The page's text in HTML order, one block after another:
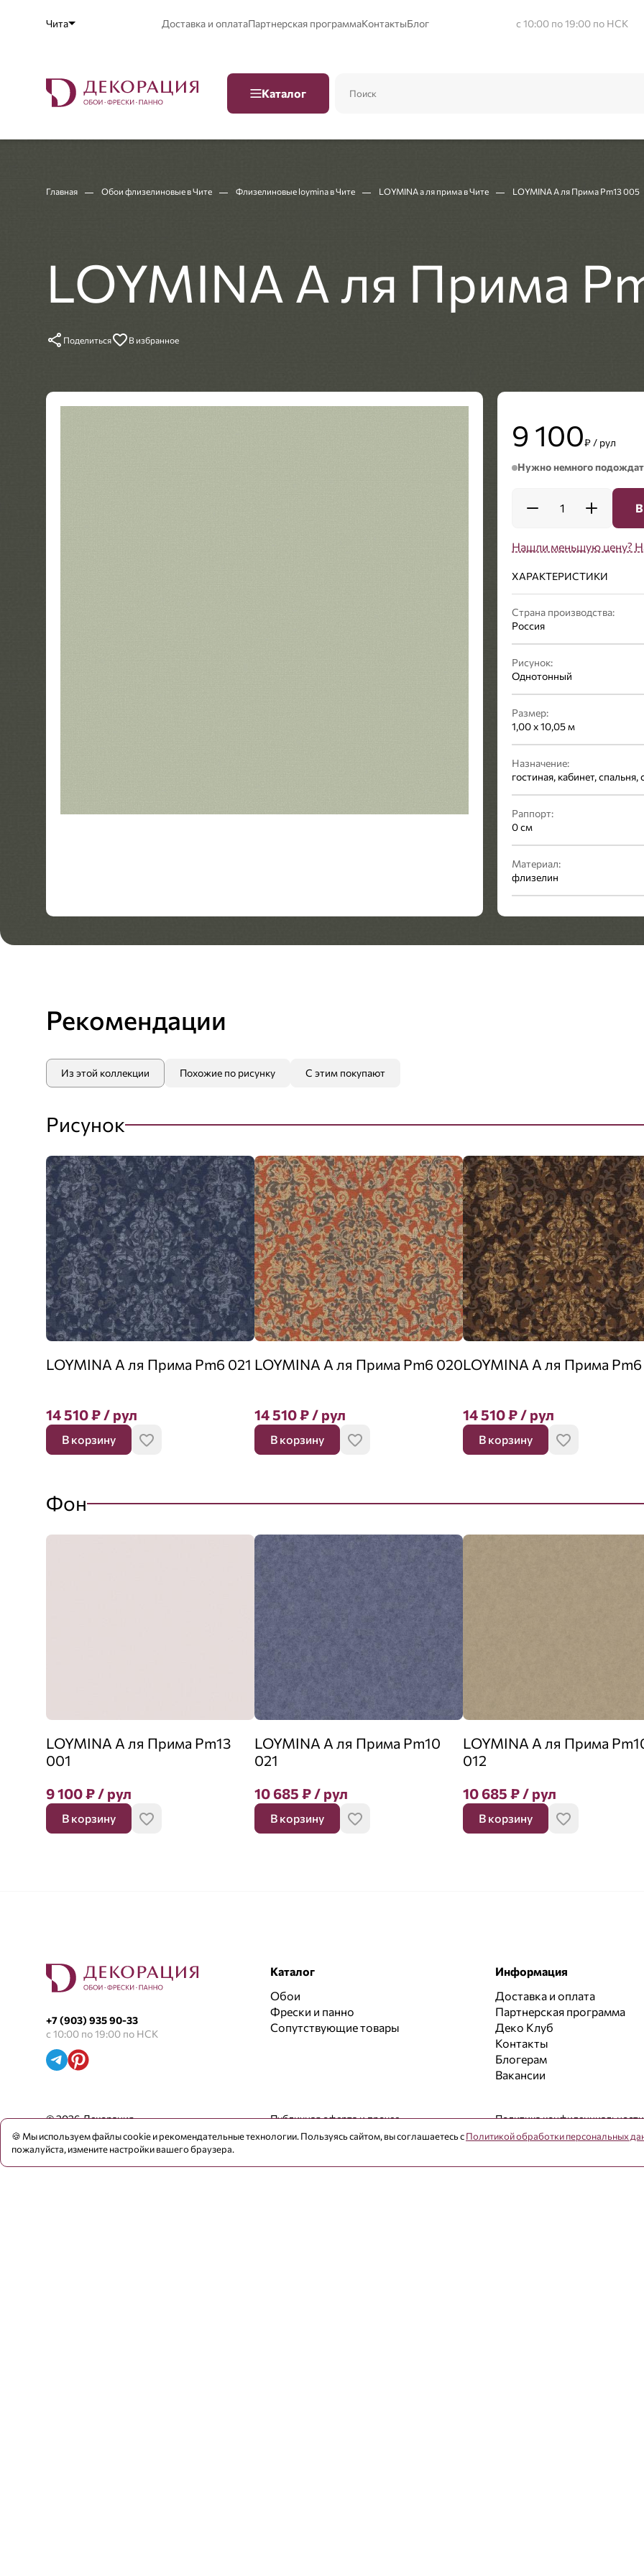
Чита Доставка и оплатаПартнерская программаКонтактыБлог с 10:00 по 19:00 по НСК
Каталог
Главная Обои флизелиновые в Чите Флизелиновые loymina в Чите LOYMINA а ля прима в Чите LOYMINA А ля Прима Pm13 005
LOYMINA А ля Прима
Поделиться В избранное
9 100₽ / рул
Нужно немного
1
Нашли меньшую цену?
ХАРАКТЕРИСТИКИ
Страна производства:
Россия
Рисунок:
Однотонный
Размер:
1,00 x 10,05 м
Назначение:
гостиная, кабинет,
Раппорт:
0 см
Материал:
флизелин
Стиль:
Рекомендации
Из этой коллекции Похожие по рисунку С этим покупают
Рисунок
LOYMINA А ля Прима Pm6 021
14 510₽/ рул
В корзину
LOYMINA А ля Прима Pm6 020
14 510₽/ рул
В корзину
LOYMINA А ля Прима
14 510₽/ рул
В корзину
Фон
LOYMINA А ля Прима Pm13
001
9 100₽/ рул
В корзину
LOYMINA А ля Прима Pm10
021
10 685 ₽/ рул
В корзину
LOYMINA А ля Прима
012
10 685 ₽/ рул
В корзину
+7 (903) 935 90-33
с 10:00 по 19:00 по НСК
Каталог
Обои
Фрески и панно
Сопутствующие товары
Информация
Доставка и оплата
Партнерская программа
Деко Клуб
Контакты
Блогерам
Вакансии
© 2026 Декорация Публичная оферта и прочее Политика конфиденциальности
🍪 Мы используем файлы cookie и рекомендательные технологии. Пользуясь сайтом, вы соглашаетесь сПолитикой обработки персональных
пожалуйста, измените настройки вашего браузера.